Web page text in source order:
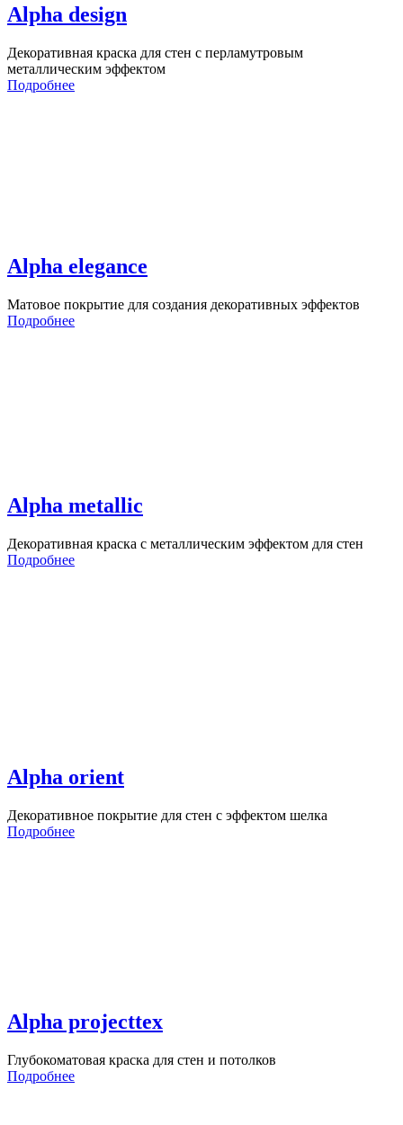
Alpha design
Декоративная краска для стен с перламутровым
металлическим эффектом
Подробнее
Alpha elegance
Матовое покрытие для создания декоративных эффектов
Подробнее
Alpha metallic
Декоративная краска с металлическим эффектом для стен
Подробнее
Alpha orient
Декоративное покрытие для стен с эффектом шелка
Подробнее
Alpha projecttex
Глубокоматовая краска для стен и потолков
Подробнее